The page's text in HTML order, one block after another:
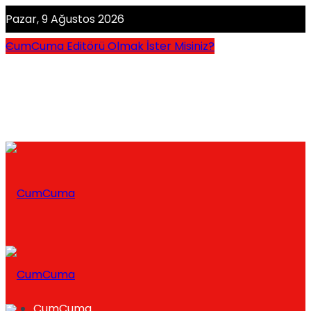
Pazar, 9 Ağustos 2026
CumCuma Editörü Olmak İster Misiniz?